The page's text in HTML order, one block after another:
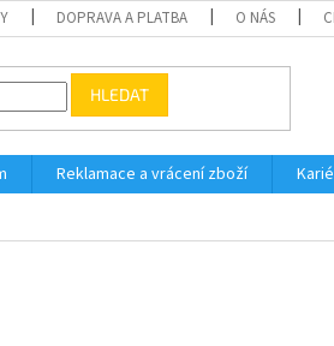
DOPRAVA A PLATBA O NÁS
HLEDAT
Reklamace a vrácení zboží